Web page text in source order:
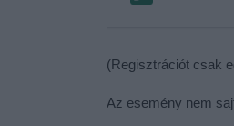
(Regisztrációt csak
Az esemény nem